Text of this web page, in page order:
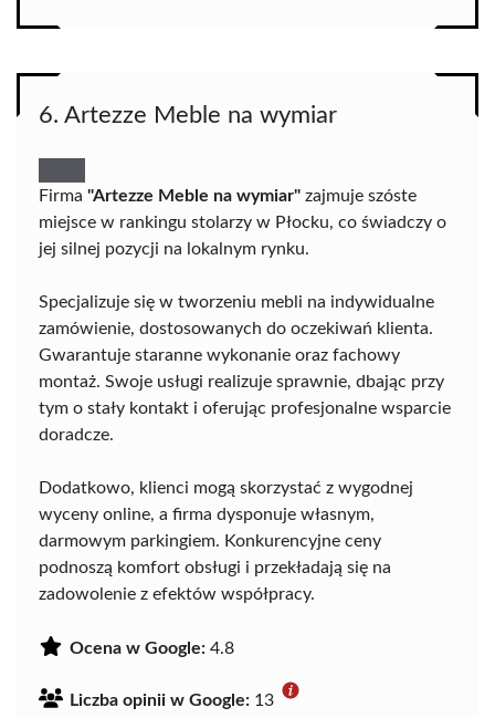
6. Artezze Meble na wymiar
Firma "Artezze Meble na wymiar" zajmuje szóste
miejsce w rankingu stolarzy w Płocku, co świadczy o
jej silnej pozycji na lokalnym rynku.
Specjalizuje się w tworzeniu mebli na indywidualne
zamówienie, dostosowanych do oczekiwań klienta.
Gwarantuje staranne wykonanie oraz fachowy
montaż. Swoje usługi realizuje sprawnie, dbając przy
tym o stały kontakt i oferując profesjonalne wsparcie
doradcze.
Dodatkowo, klienci mogą skorzystać z wygodnej
wyceny online, a firma dysponuje własnym,
darmowym parkingiem. Konkurencyjne ceny
podnoszą komfort obsługi i przekładają się na
zadowolenie z efektów współpracy.
Ocena w Google: 4.8
Liczba opinii w Google: 13